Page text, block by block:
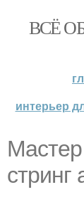
ВСЁ
интерьер
Мастер
стринг